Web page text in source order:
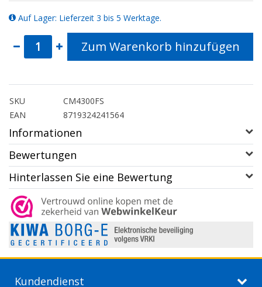
Auf Lager: Lieferzeit 3 bis 5 Werktage.
Zum Warenkorb hinzufügen
SKU
CM4300FS
EAN
8719324241564
Informationen
Bewertungen
Hinterlassen Sie eine Bewertung
Kundendienst